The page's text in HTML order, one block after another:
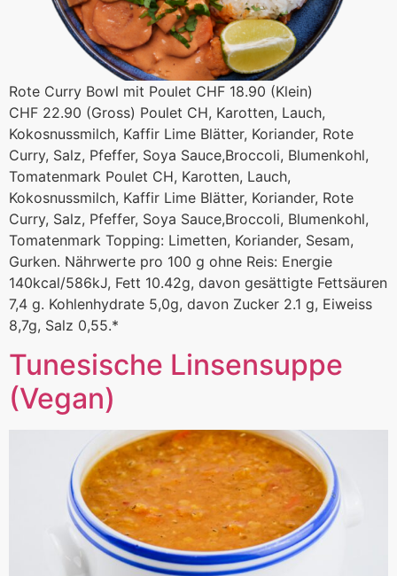
Rote Curry Bowl mit Poulet CHF 18.90 (Klein)
CHF 22.90 (Gross) Poulet CH, Karotten, Lauch,
Kokosnussmilch, Kaffir Lime Blätter, Koriander, Rote
Curry, Salz, Pfeffer, Soya Sauce,Broccoli, Blumenkohl,
Tomatenmark Poulet CH, Karotten, Lauch,
Kokosnussmilch, Kaffir Lime Blätter, Koriander, Rote
Curry, Salz, Pfeffer, Soya Sauce,Broccoli, Blumenkohl,
Tomatenmark Topping: Limetten, Koriander, Sesam,
Gurken. Nährwerte pro 100 g ohne Reis: Energie
140kcal/586kJ, Fett 10.42g, davon gesättigte Fettsäuren
7,4 g. Kohlenhydrate 5,0g, davon Zucker 2.1 g, Eiweiss
8,7g, Salz 0,55.*
Tunesische Linsensuppe
(Vegan)